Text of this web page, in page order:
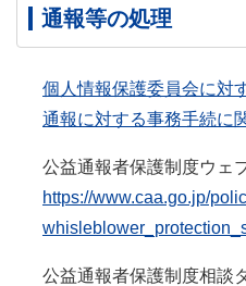
通報等の処理
個人情報保護委員会に対
通報に対する事務手続に
公益通報者保護制度ウェ
https://www.caa.go.jp/
公益通報者保護制度相談